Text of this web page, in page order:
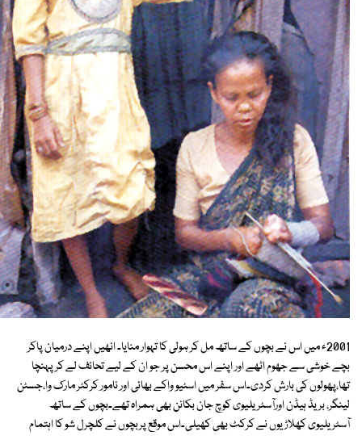
2001ء میں اس نے بچوں کے ساتھ مل کر ہولی کا تہوار منایا۔ انھیں اپنے درمیان پاکر
بچے خوشی سے جھوم اٹھے اور اپنے اس محسن پر جو ان کے لیے تحائف لے کر پہنچا
تھا،پھولوں کی بارش کردی۔اس سفر میں اسٹیو واکے بھائی اور نامور کرکٹر مارک وا،جسٹن
لینگر، بریڈ ہیڈن اورآسٹریلیوی کوچ جان بکانن بھی ہمراہ تھے۔بچوں کے ساتھ
آسٹریلیوی کھلاڑیوں نے کرکٹ بھی کھیلی۔اس موقع پربچوں نے کلچرل شو کا اہتمام